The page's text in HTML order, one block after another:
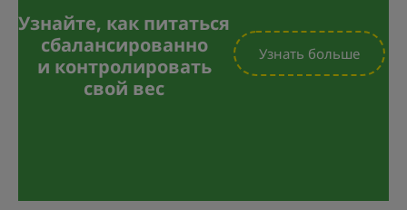
Узнайте, как питаться
сбалансированно
и контролировать
свой вес
Узнать больше